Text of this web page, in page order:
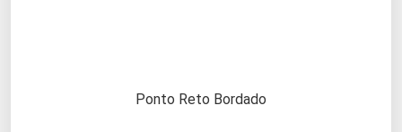
Ponto Reto Bordado